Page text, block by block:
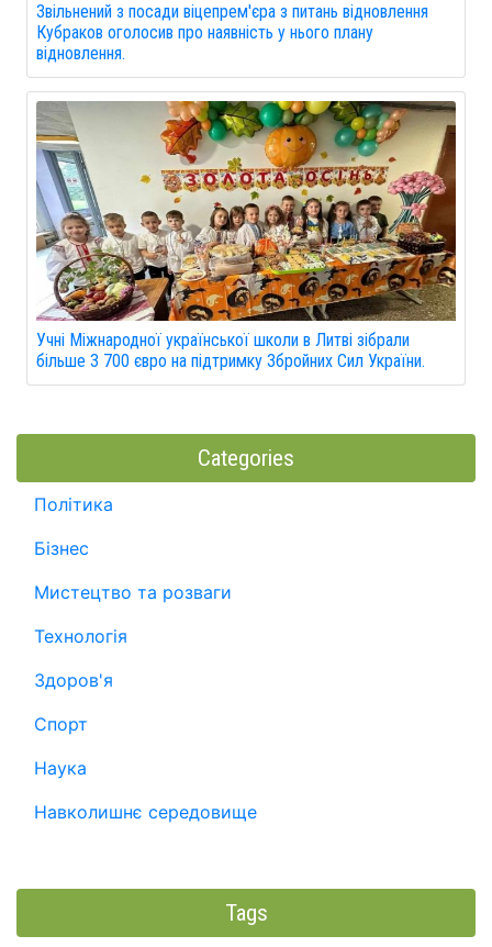
Звільнений з посади віцепрем'єра з питань відновлення
Кубраков оголосив про наявність у нього плану
відновлення.
Учні Міжнародної української школи в Литві зібрали
більше 3 700 євро на підтримку Збройних Сил України.
Categories
Політика
Бізнес
Мистецтво та розваги
Технологія
Здоров'я
Спорт
Наука
Навколишнє середовище
Tags